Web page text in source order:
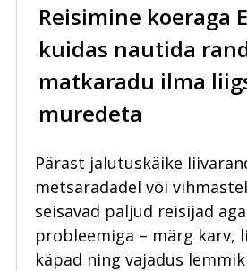
Reisimine koeraga
kuidas nautida
matkaradu ilma
muredeta
Pärast jalutuskäike
metsaradadel või
seisavad paljud reisijad
probleemiga – märg karv,
käpad ning vajadus